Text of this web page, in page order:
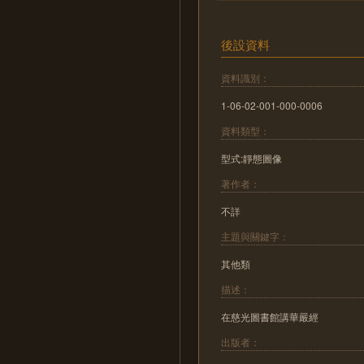
後設資料
資料識別：
1-06-02-001-000-0006
資料類型：
型式:靜態圖像
著作者：
不詳
主題與關鍵字：
其他類
描述：
在慈光圖書館講華嚴經
出版者：